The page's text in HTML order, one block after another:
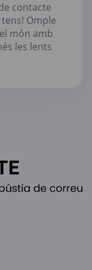
contacte
tens! Omple
món amb
les lents